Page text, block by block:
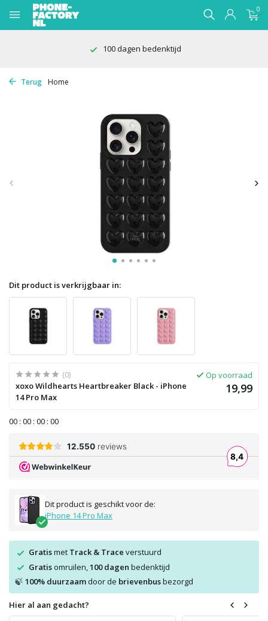
0
100 dagen bedenktijd
Terug Home
Dit product is verkrijgbaar in:
(0)
xoxo Wildhearts Heartbreaker Black - iPhone
14 Pro Max
Op voorraad
19,99
00 : 00 : 00 : 00
Dit product is geschikt voor de:
iPhone 14 Pro Max
Gratismet Track & Trace verstuurd
Gratisomruilen, 100 dagen bedenktijd
🍃 100% duurzaamdoor de brievenbusbezorgd
Hier al aan gedacht?